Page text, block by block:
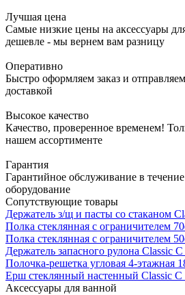
Лучшая цена
Самые низкие цены на аксессуары
дешевле - мы вернем вам разницу
Оперативно
Быстро оформляем заказ и
доставкой
Высокое качество
Качество, проверенное временем!
нашем ассортименте
Гарантия
Гарантийное обслуживание в
оборудование
Сопутствующие товары
Держатель з/щ и пасты со стаканом
Полка стеклянная с ограничителем
Полка стеклянная с ограничителем
Держатель запасного рулона Classic С
Полочка-решетка угловая 4-этажная
Ерш стеклянный настенный Classic С
Аксессуары для ванной